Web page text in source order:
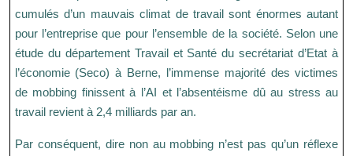
cumulés d’un mauvais climat de travail sont énormes autant
pour l’entreprise que pour l’ensemble de la société. Selon une
étude du département Travail et Santé du secrétariat d’Etat à
l’économie (Seco) à Berne, l’immense majorité des victimes
de mobbing finissent à l’AI et l’absentéisme dû au stress au
travail revient à 2,4 milliards par an.
Par conséquent, dire non au mobbing n’est pas qu’un réflexe